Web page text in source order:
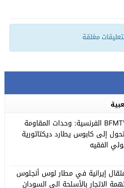
مغلقة
BFMTV الفرنسية: وحدات المقاومة
إلى كابوس يطارد ديكتاتورية
الفقيه
إيرانية في مطار لوس أنجلوس
الاتجار بالأسلحة الى السودان